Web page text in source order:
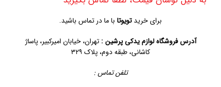
برای خریدتویوتا با ما در تماس باشید.
آدرس فروشگاه لوازم یدکی پرشین : تهران، خیابان امیرکبیر، پاساژ
کاشانی، طبقه دوم، پلاک ۳۲۹
تلفن تماس :